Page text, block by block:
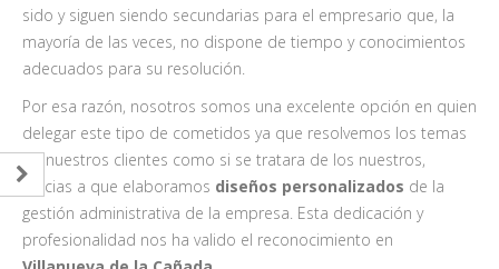
sido y siguen siendo secundarias para el empresario que, la
mayoría de las veces, no dispone de tiempo y conocimientos
adecuados para su resolución.
Por esa razón, nosotros somos una excelente opción en quien
delegar este tipo de cometidos ya que resolvemos los temas
de nuestros clientes como si se tratara de los nuestros,
gracias a que elaboramos diseños personalizados de la
gestión administrativa de la empresa. Esta dedicación y
profesionalidad nos ha valido el reconocimiento en